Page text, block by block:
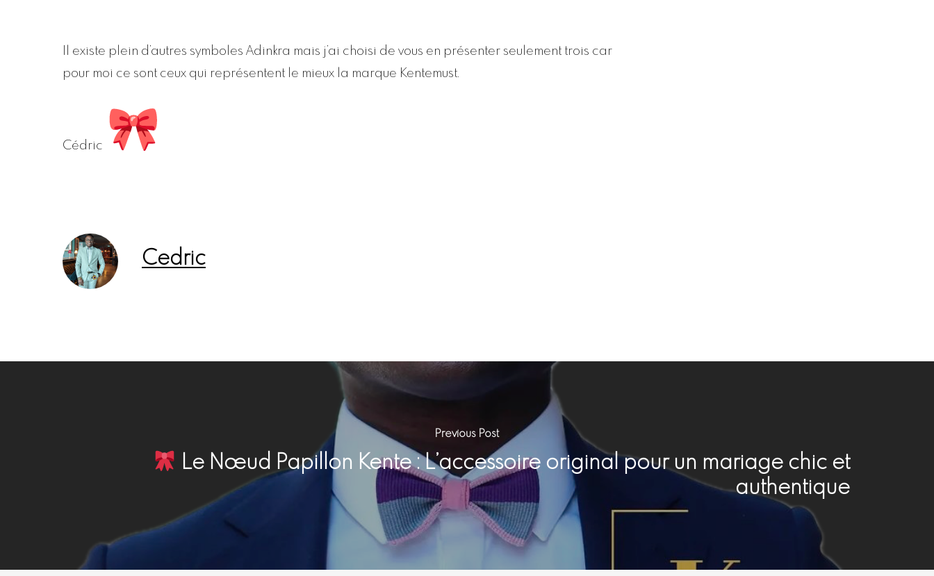
Il existe plein d’autres symboles Adinkra mais j’ai choisi de vous en présenter seulement trois car
pour moi ce sont ceux qui représentent le mieux la marque Kentemust.
Cédric
Cedric
Previous Post
Le Nœud Papillon Kente : L’accessoire original pour un mariage chic et
authentique